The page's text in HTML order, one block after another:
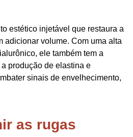
estético injetável que restaura a
adicionar volume. Com uma alta
ele também tem a
produção de elastina e
sinais de envelhecimento,
as rugas